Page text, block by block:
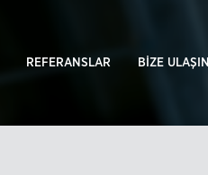
REFERANSLAR BİZE ULAŞIN